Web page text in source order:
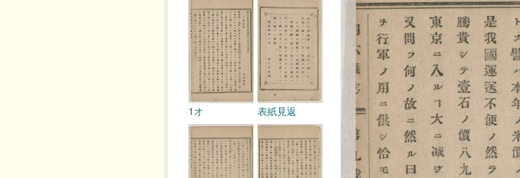
表紙見返
1オ